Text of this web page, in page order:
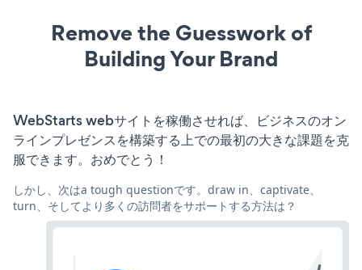
Remove the Guesswork of
Building Your Brand
WebStarts webサイトを稼働させれば、ビジネスのオン
ラインプレゼンスを構築する上での最初の大きな課題を克
服できます。おめでとう！
しかし、次はa tough questionです。draw in、captivate、
turn、そしてより多くの訪問者をサポートする方法は？